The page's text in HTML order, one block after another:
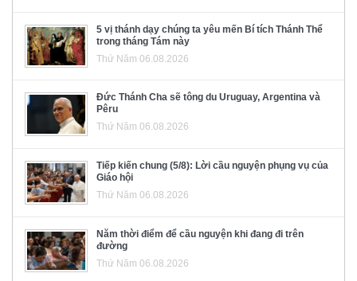
5 vị thánh dạy chúng ta yêu mến Bí tích Thánh Thể
trong tháng Tám này
Thứ Năm 06.08.2026
Đức Thánh Cha sẽ tông du Uruguay, Argentina và
Pêru
Thứ Năm 06.08.2026
Tiếp kiến chung (5/8): Lời cầu nguyện phụng vụ của
Giáo hội
Thứ Năm 06.08.2026
Năm thời điểm để cầu nguyện khi đang đi trên
đường
Thứ Năm 06.08.2026